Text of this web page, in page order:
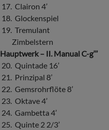
17. Clairon 4’
18. Glockenspiel
19. Tremulant
Zimbelstern
Hauptwerk – II. Manual C-g’’’
20. Quintade 16’
21. Prinzipal 8’
22. Gemsrohrflöte 8’
23. Oktave 4’
24. Gambetta 4’
25. Quinte 2 2/3’